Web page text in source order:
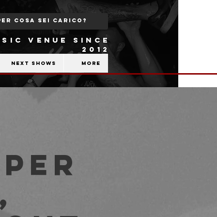
VENUE SINCE
2012
Next shows More